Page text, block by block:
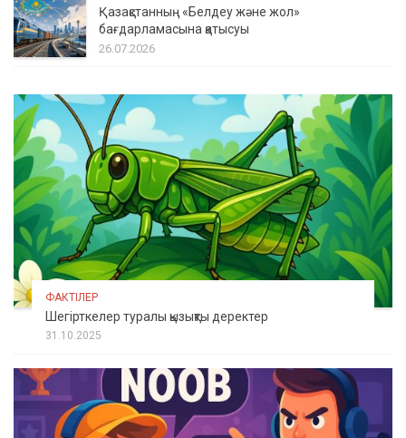
Қазақстанның «Белдеу және жол»
бағдарламасына қатысуы
26.07.2026
ФАКТІЛЕР
Шегірткелер туралы қызықты деректер
31.10.2025